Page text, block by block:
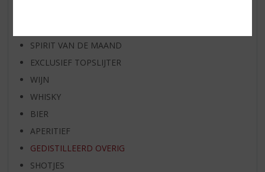
SPIRIT VAN DE MAAND
EXCLUSIEF TOPSLIJTER
WIJN
WHISKY
BIER
APERITIEF
GEDISTILLEERD OVERIG
SHOTJES